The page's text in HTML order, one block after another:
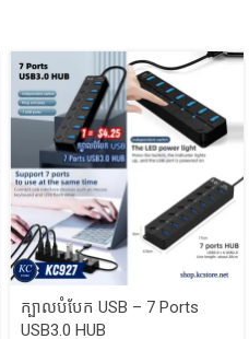
ក្បាលបំបែក USB – 7 Ports
USB3.0 HUB